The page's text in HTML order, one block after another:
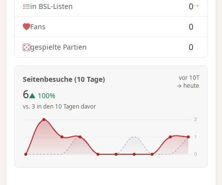
in BSL-Listen 0
Fans 0
gespielte Partien 0
Seitenbesuche (10 Tage)
6▲ 100%
vs. 3 in den 10 Tagen davor
vor 10T
→ heute